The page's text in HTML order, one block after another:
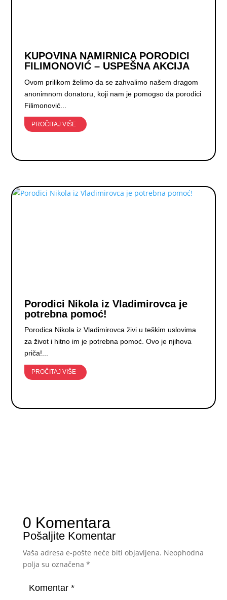
KUPOVINA NAMIRNICA PORODICI
FILIMONOVIĆ – USPEŠNA AKCIJA
Ovom prilikom želimo da se zahvalimo našem dragom
anonimnom donatoru, koji nam je pomogso da porodici
Filimonović...
PROČITAJ VIŠE
Porodici Nikola iz Vladimirovca je
potrebna pomoć!
Porodica Nikola iz Vladimirovca živi u teškim uslovima
za život i hitno im je potrebna pomoć. Ovo je njihova
priča!...
PROČITAJ VIŠE
0 Komentara
Pošaljite Komentar
Vaša adresa e-pošte neće biti objavljena. Neophodna
polja su označena *